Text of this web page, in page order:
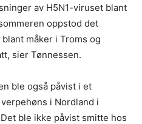
av H5N1-viruset blant
oppstod det
måker i Troms og
sier Tønnessen.
ble også påvist i et
i Nordland i
ble ikke påvist smitte hos